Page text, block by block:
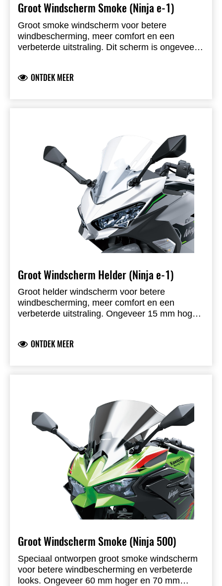
Groot Windscherm Smoke (Ninja e-1)
Groot smoke windscherm voor betere
windbescherming, meer comfort en een
verbeterde uitstraling. Dit scherm is ongeveer
product, ontwikkeld door Kawasaki en volledig
ONTDEK MEER
Groot Windscherm Helder (Ninja e-1)
Groot helder windscherm voor betere
windbescherming, meer comfort en een
verbeterde uitstraling. Ongeveer 15 mm hoger
straatlegaal.
ONTDEK MEER
Groot Windscherm Smoke (Ninja 500)
Speciaal ontworpen groot smoke windscherm
voor betere windbescherming en verbeterde
looks. Ongeveer 60 mm hoger en 70 mm